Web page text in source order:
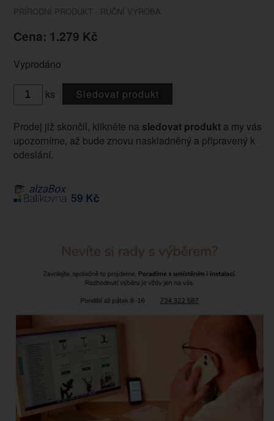
PŘÍRODNÍ PRODUKT - RUČNÍ VÝROBA
Cena: 1.279 Kč
Vyprodáno
ks Sledovat produkt
Prodej již skončil, klikněte na sledovat produkta my vás
upozorníme, až bude znovu naskladněný a připravený k
odeslání.